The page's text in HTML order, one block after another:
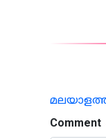
Comment